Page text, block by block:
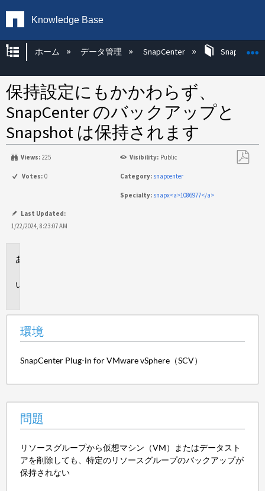
Knowledge Base
グローバル階層を展開/折りたたむ
ホーム データ管理 SnapCenter SnapCenter
保持設定にもかかわらず、
SnapCenter のバックアップと
Snapshot は保持されます
Views: 225 Visibility: Public
Votes: 0 Category: snapcenter
Specialty: snapx<a>1086977</a>
Last Updated:
1/22/2024, 8:23:07 AM
環境
SnapCenter Plug-in for VMware vSphere（SCV）
問題
リソースグループから仮想マシン（VM）またはデータスト
アを削除しても、特定のリソースグループのバックアップが
保持されない